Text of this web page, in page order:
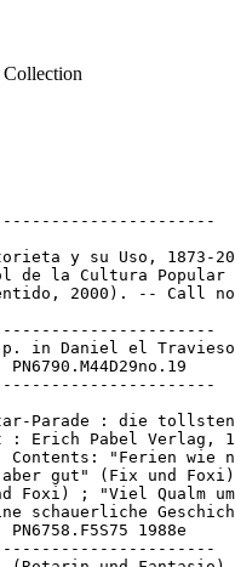
1988 t.2
-----------------------------------------------------
Fermín, Diego.
   Entry (p. 456) in De la Historieta y su Uso, 1873-2000 /
   Jesús Cuadrado (Atlas Español de la Cultura Popular ; v. 1)
   -- (Madrid : Ediciones Sinsentido, 2000). -- Call no.:
   PN6775.C8 2000
-----------------------------------------------------
Fermin, Ph.
   Inkt. -- Haarlem : Ubbo van der Veen, Ph. Fermin, . -- ill.
   ; 25 cm. -- "Stripinformatieblad". -- Dutch fanzine about
   comics. -- LIBRARY HAS: v. 2, nr. 2 (1975). -- Call no.:
   PN6790.N4 I5
-----------------------------------------------------
"Fermin and Piker" / by Mariscal. p. 39 in Raw, no. 4 (1982).
   -- Four strips: "Let's Go See the Moon"* (Fermin & Piker) ;
   "Little Mr. Horseman" ; "Fishing in the River" ; "The
   Garriris" (Fermin & Piker) -- Call no.: folio
   PN6728.R27no.4
-----------------------------------------------------
Fermín y Piker.
   "Crossing the Street"* (Los Garriris : Fermín y Piker) / by
   Mariscal. p. 36 in Raw, v. 1, no. 1 (Fall 1980). -- Back
   cover. -- Call no.: folio PN6728.R27no.1
-----------------------------------------------------
Fermonetti, Frank.
   "The Deadly Swamps of Maremnaa"* (Space Rangers) / art:
   Frank Fermonetti. 6 p. in Planet Comics, no. 59 (Mar.
   1949). -- Villain Slagger is introduced and dies. -- Data
   from Lou Mougin via the Grand Comics Database Project. --
   Call no.: PN6728.1.F5P55m no.59
-----------------------------------------------------
Fermonetti, Frank.
   "Mercon's Spacers"* (Space Rangers) / art: Frank
   Fermonetti. 8 p. in Planet Comics, no. 60 (May 1949). --
   Introduction of Rowena; villains Mercon and Solik are
   introduced. -- Data from Lou Mougin via the Grand Comics
   Database Project. -- Call no.: PN6728.1.F5P55m no.60
-----------------------------------------------------
Fermonetti, Frank--Miscellanea.
   Entry (p. 60) in The Who's Who of American Comic Books, by
   Jerry Bails & Hames Ware (Detroit, Mich. : J. Bails,
   1973-1976). -- Call no.: PN6725.B3v.1
-----------------------------------------------------
Fern.
   Index entry (p. 48) in Encyclopédie des bandes dessinées /
   éd. Marjorie Alessandrini. Nouv. éd. (Paris : A. Michel,
   1986) Call no.: PN6707.E5 1986
-----------------------------------------------------
Fern.
   Index entry (p. 175) in Frémion, Yves. Le Guide de la Bédé
   Francophone (Paris : Syros Alternatives, 1990) -- Reference
   to a Quebec comics creator. -- Call no.: PN6745.F69 1990
-----------------------------------------------------
Fern.
   Index entry (p. 290) in Histoire de la Bande Dessinée /
   Gérard Blanchard. Nouv. éd. (Verviers : Marabout, 1974). --
   Reference to a Quebec comics creator. -- Call no.:
   PN6710.B58 1974
-----------------------------------------------------
Fern, Alan.
   Miguel Covarrubias Caricatures / Beverly J. Cox and Denna
   Jones Anderson ; with essays by Al Hirschfeld, Bernard F.
   Reilly, Jr. ; foreword by Alan Fern. -- Washington :
   Published for the National Portrait Gallery by the
   Smithsonian Institution Press, 1985. -- 163 p. : ill. (some
   col.) ; 29 cm. -- Catalog of an exhibition held at the
   National Portrait Gallery, Washington, D.C., Nov. 16, 1984
   to Jan. 13, 1985. -- Bibliography: p. 157-158. -- Includes
   index. -- Call no.: NC1460.C68A4 1985
-----------------------------------------------------
Fern, Alan.
   Oliphant's Presidents : twenty-five years of caricature /
   text by Wendy Wick Reaves ; foreword by Pat Oliphant ;
   introduction by Alan Fern. -- Kansas City : Andrews and
   McMeel, 1990. -- Call no.: E839.5.R37 1990 -- 96 p. : ill.
   ; 28 cm. -- "Organized by Art Services International,
   Alexandria, Virginia, in conjunction with the National
   Portrait Gallery, Smithsonian Institution, Washington,
   D.C." -- Includes index. -- United States presidents. --
   Call no.: E839.5.R37 1990
-----------------------------------------------------
Fern Coloring.
   "National Fern Coloring Contest" 1 p. in Guano Comix